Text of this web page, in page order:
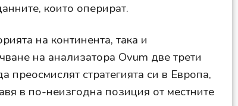
които оперират.
на континента, така и
на анализатора Ovum две трети
преосмислят стратегията си в Европа,
в по-неизгодна позиция от местните